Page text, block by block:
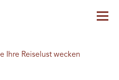
Ihre Reiselust wecken